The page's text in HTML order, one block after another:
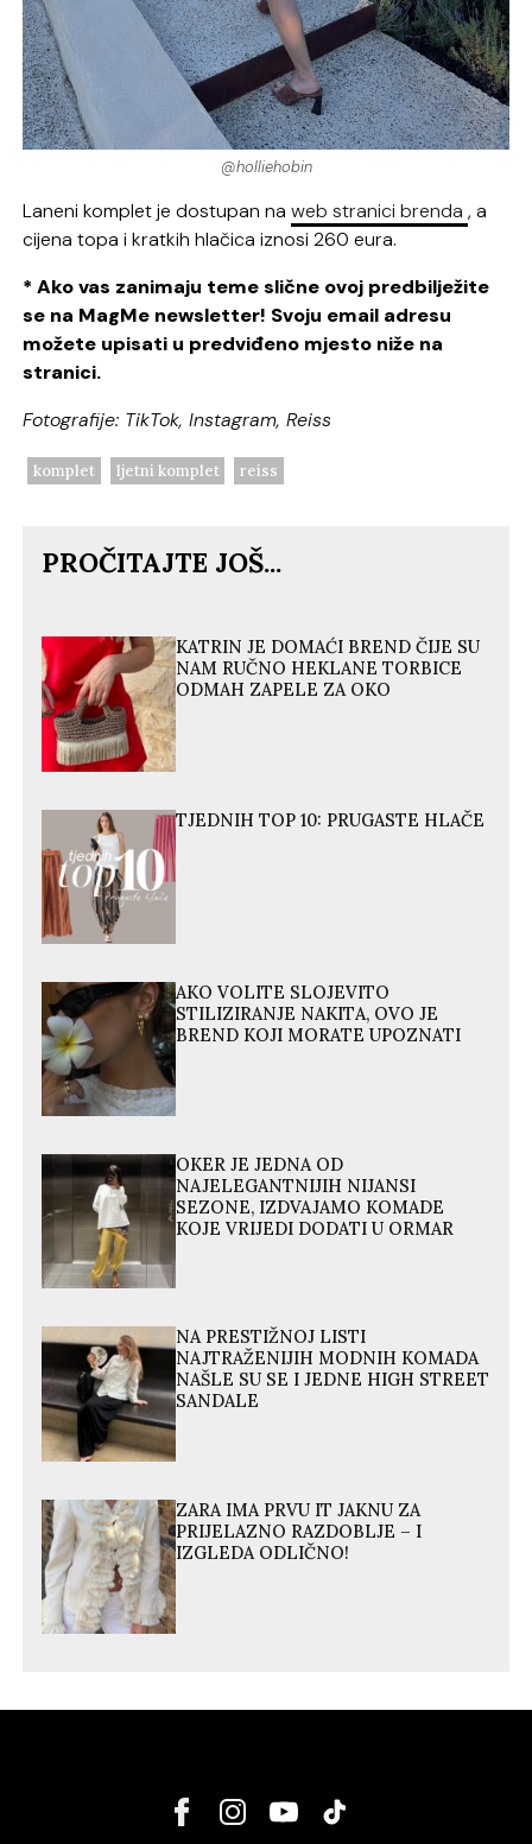
@holliehobin
Laneni komplet je dostupan naweb stranici brenda, a
cijena topa i kratkih hlačica iznosi 260 eura.
* Ako vas zanimaju teme slične ovoj predbilježite
se na MagMe newsletter! Svoju email adresu
možete upisati u predviđeno mjesto niže na
stranici.
Fotografije: TikTok, Instagram, Reiss
komplet ljetni komplet reiss
PROČITAJTE JOŠ...
KATRIN JE DOMAĆI BREND ČIJE SU
NAM RUČNO HEKLANE TORBICE
ODMAH ZAPELE ZA OKO
TJEDNIH TOP 10: PRUGASTE HLAČE
AKO VOLITE SLOJEVITO
STILIZIRANJE NAKITA, OVO JE
BREND KOJI MORATE UPOZNATI
OKER JE JEDNA OD
NAJELEGANTNIJIH NIJANSI
SEZONE, IZDVAJAMO KOMADE
KOJE VRIJEDI DODATI U ORMAR
NA PRESTIŽNOJ LISTI
NAJTRAŽENIJIH MODNIH KOMADA
NAŠLE SU SE I JEDNE HIGH STREET
SANDALE
ZARA IMA PRVU IT JAKNU ZA
PRIJELAZNO RAZDOBLJE – I
IZGLEDA ODLIČNO!